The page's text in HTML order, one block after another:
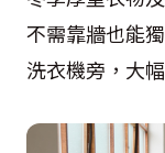
不需靠牆也能
洗衣機旁，大